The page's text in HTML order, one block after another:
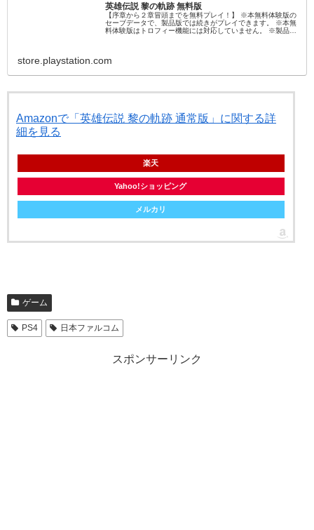
英雄伝説 黎の軌跡 無料版
【序章から２章冒頭までを無料プレイ！】 ※本無料体験版の
セーブデータで、製品版では続きがプレイできます。 ※本無
料体験版はトロフィー機能には対応していません。 ※製品版
store.playstation.com
Amazonで「英雄伝説 黎の軌跡 通常版」に関する詳
細を見る
楽天
Yahoo!ショッピング
メルカリ
ゲーム
PS4 日本ファルコム
スポンサーリンク